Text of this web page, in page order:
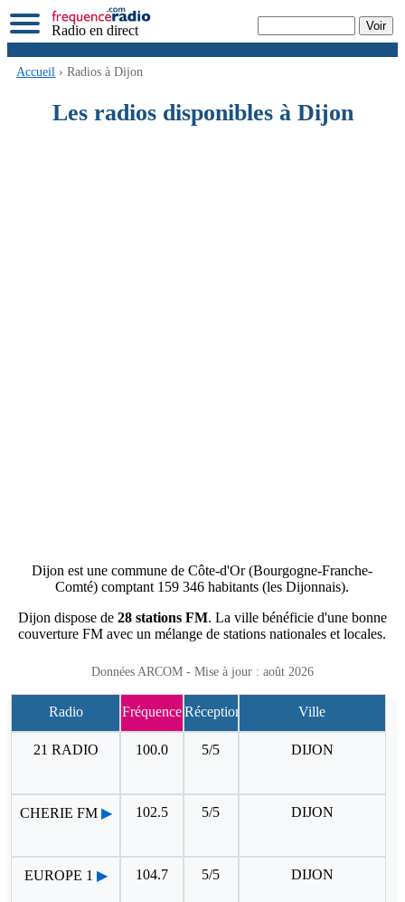
Radio en direct
Accueil › Radios à Dijon
Les radios disponibles à Dijon
Dijon est une commune de Côte-d'Or (Bourgogne-Franche-
Comté) comptant 159 346 habitants (les Dijonnais).
Dijon dispose de 28 stations FM. La ville bénéficie d'une bonne
couverture FM avec un mélange de stations nationales et locales.
Données ARCOM - Mise à jour : août 2026
Radio FréquenceRéception Ville
21 RADIO 100.0 5/5 DIJON
CHERIE FM ▶ 102.5 5/5 DIJON
EUROPE 1 ▶ 104.7 5/5 DIJON